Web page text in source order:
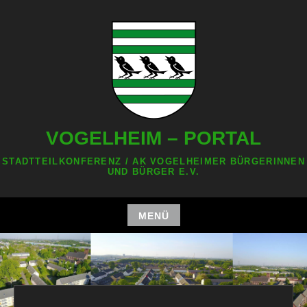
VOGELHEIM – PORTAL
STADTTEILKONFERENZ / AK VOGELHEIMER BÜRGERINNEN
UND BÜRGER E.V.
MENÜ
Zum
Inhalt
springen